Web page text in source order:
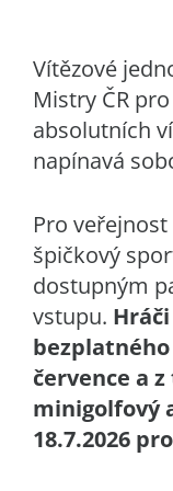
Vítězové
Mistry ČR
absolutních
napínavá
Pro
špičkový
dostupným
vstupu.
července a
minigolfový
18.7.2026